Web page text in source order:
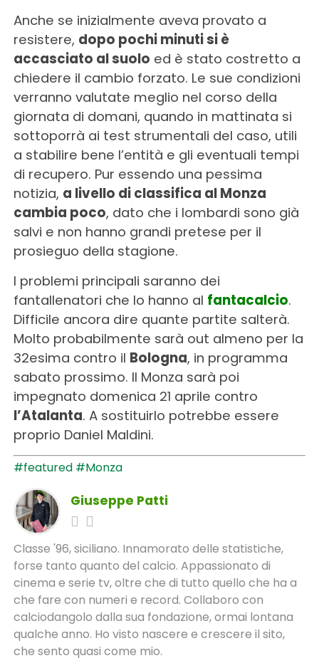
Anche se inizialmente aveva provato a
resistere, dopo pochi minuti si è
accasciato al suolo ed è stato costretto a
chiedere il cambio forzato. Le sue condizioni
verranno valutate meglio nel corso della
giornata di domani, quando in mattinata si
sottoporrà ai test strumentali del caso, utili
a stabilire bene l’entità e gli eventuali tempi
di recupero. Pur essendo una pessima
notizia, a livello di classifica al Monza
cambia poco, dato che i lombardi sono già
salvi e non hanno grandi pretese per il
prosieguo della stagione.
I problemi principali saranno dei
fantallenatori che lo hanno al fantacalcio.
Difficile ancora dire quante partite salterà.
Molto probabilmente sarà out almeno per la
32esima contro il Bologna, in programma
sabato prossimo. Il Monza sarà poi
impegnato domenica 21 aprile contro
l’Atalanta. A sostituirlo potrebbe essere
proprio Daniel Maldini.
#featured #Monza
Giuseppe Patti
Classe '96, siciliano. Innamorato delle statistiche,
forse tanto quanto del calcio. Appassionato di
cinema e serie tv, oltre che di tutto quello che ha a
che fare con numeri e record. Collaboro con
calciodangolo dalla sua fondazione, ormai lontana
qualche anno. Ho visto nascere e crescere il sito,
che sento quasi come mio.